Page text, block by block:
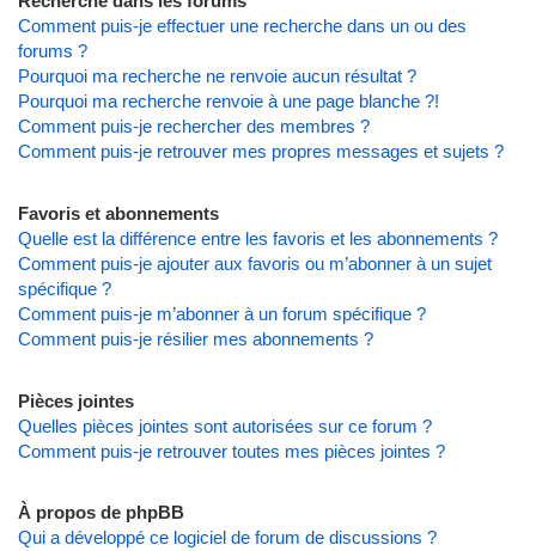
Comment puis-je effectuer une recherche dans un ou des
forums ?
Pourquoi ma recherche ne renvoie aucun résultat ?
Pourquoi ma recherche renvoie à une page blanche ?!
Comment puis-je rechercher des membres ?
Comment puis-je retrouver mes propres messages et sujets ?
Favoris et abonnements
Quelle est la différence entre les favoris et les abonnements ?
Comment puis-je ajouter aux favoris ou m’abonner à un sujet
spécifique ?
Comment puis-je m’abonner à un forum spécifique ?
Comment puis-je résilier mes abonnements ?
Pièces jointes
Quelles pièces jointes sont autorisées sur ce forum ?
Comment puis-je retrouver toutes mes pièces jointes ?
À propos de phpBB
Qui a développé ce logiciel de forum de discussions ?